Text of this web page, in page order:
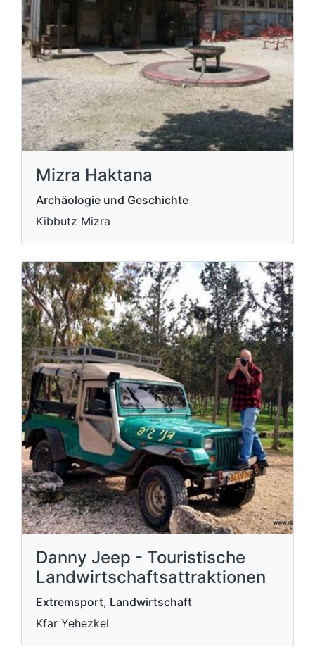
Mizra Haktana
Archäologie und Geschichte
Kibbutz Mizra
Danny Jeep - Touristische
Landwirtschaftsattraktionen
Extremsport, Landwirtschaft
Kfar Yehezkel